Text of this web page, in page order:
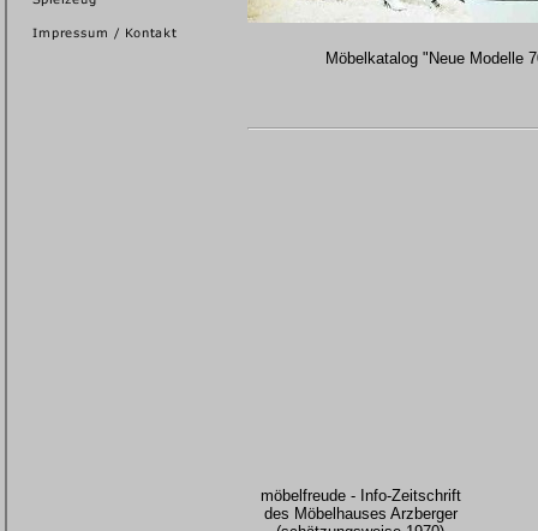
Möbelkatalog "Neue Modelle
möbelfreude - Info-Zeitschrift
des Möbelhauses Arzberger